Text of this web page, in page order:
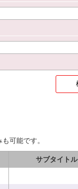
可能です。
サブタイトル